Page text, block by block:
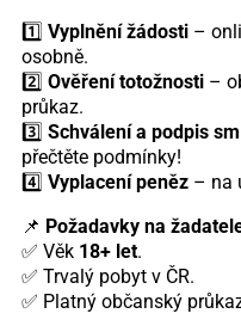
1️⃣ Vyplnění žádosti–
osobně.
2️⃣ Ověření totožnosti–
průkaz.
3️⃣ Schválení a podpis
přečtěte podmínky!
4️⃣ Vyplacení peněz– na
📌 Požadavky na
✅ Věk 18+ let.
✅ Trvalý pobyt v ČR.
✅ Platný občanský